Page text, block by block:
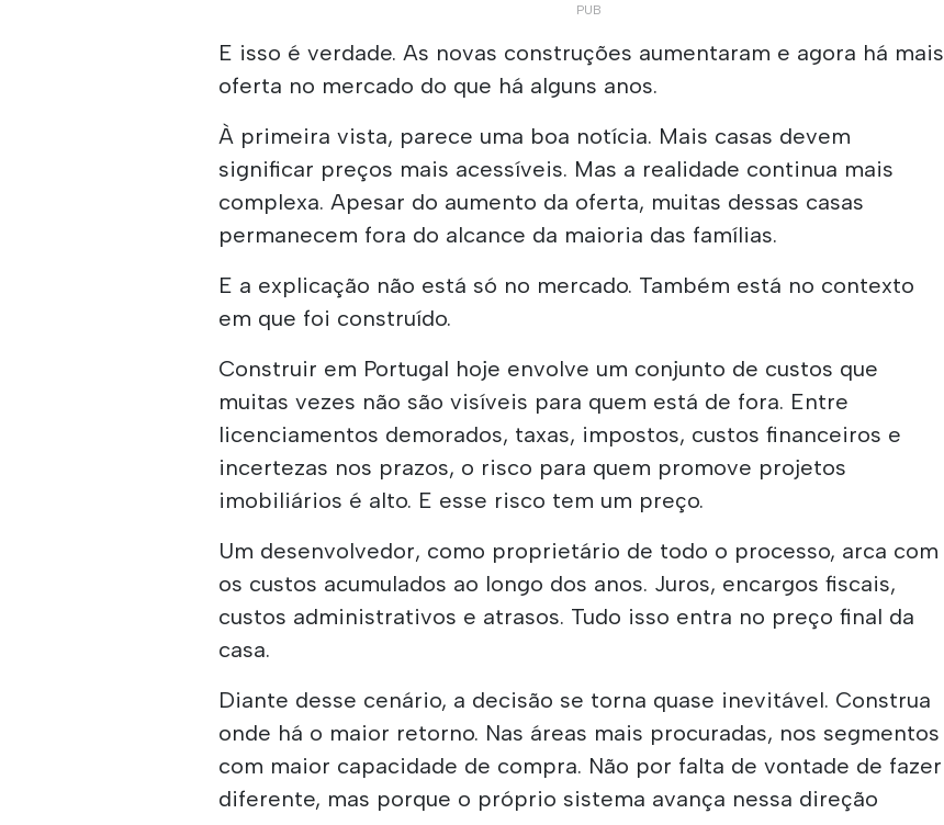
E isso é verdade. As novas construções aumentaram e agora há mais
oferta no mercado do que há alguns anos.
À primeira vista, parece uma boa notícia. Mais casas devem
significar preços mais acessíveis. Mas a realidade continua mais
complexa. Apesar do aumento da oferta, muitas dessas casas
permanecem fora do alcance da maioria das famílias.
E a explicação não está só no mercado. Também está no contexto
em que foi construído.
Construir em Portugal hoje envolve um conjunto de custos que
muitas vezes não são visíveis para quem está de fora. Entre
licenciamentos demorados, taxas, impostos, custos financeiros e
incertezas nos prazos, o risco para quem promove projetos
imobiliários é alto. E esse risco tem um preço.
Um desenvolvedor, como proprietário de todo o processo, arca com
os custos acumulados ao longo dos anos. Juros, encargos fiscais,
custos administrativos e atrasos. Tudo isso entra no preço final da
casa.
Diante desse cenário, a decisão se torna quase inevitável. Construa
onde há o maior retorno. Nas áreas mais procuradas, nos segmentos
com maior capacidade de compra. Não por falta de vontade de fazer
diferente, mas porque o próprio sistema avança nessa direção